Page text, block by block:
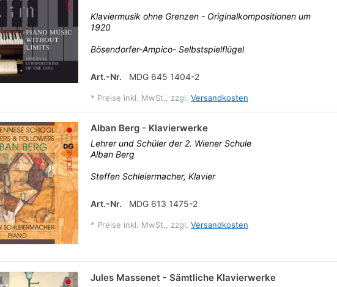
Klaviermusik ohne Grenzen - Originalkompositionen um
1920
Bösendorfer-Ampico- Selbstspielflügel
Art.-Nr. MDG 645 1404-2
* Preise inkl. MwSt., zzgl. Versandkosten
Alban Berg - Klavierwerke
Lehrer und Schüler der 2. Wiener Schule
Alban Berg
Steffen Schleiermacher, Klavier
Art.-Nr. MDG 613 1475-2
* Preise inkl. MwSt., zzgl. Versandkosten
Jules Massenet - Sämtliche Klavierwerke